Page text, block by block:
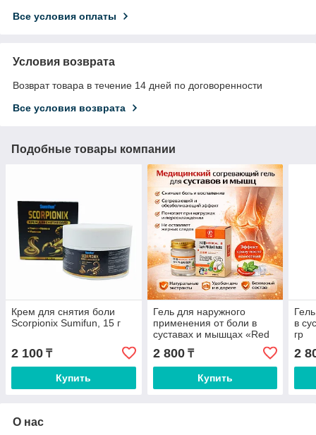
Все условия оплаты
Условия возврата
Возврат товара в течение 14 дней по договоренности
Все условия возврата
Подобные товары компании
Крем для снятия боли
Scorpionix Sumifun, 15 г
2 100 ₸
Купить
Гель для наружного
применения от боли в
суставах и мышцах «Red
Hot», 30 гр
2 800₸
Купить
в
гр
2
О нас